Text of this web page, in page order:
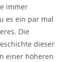
immer
es ein par mal
Die
dieser
einer höheren